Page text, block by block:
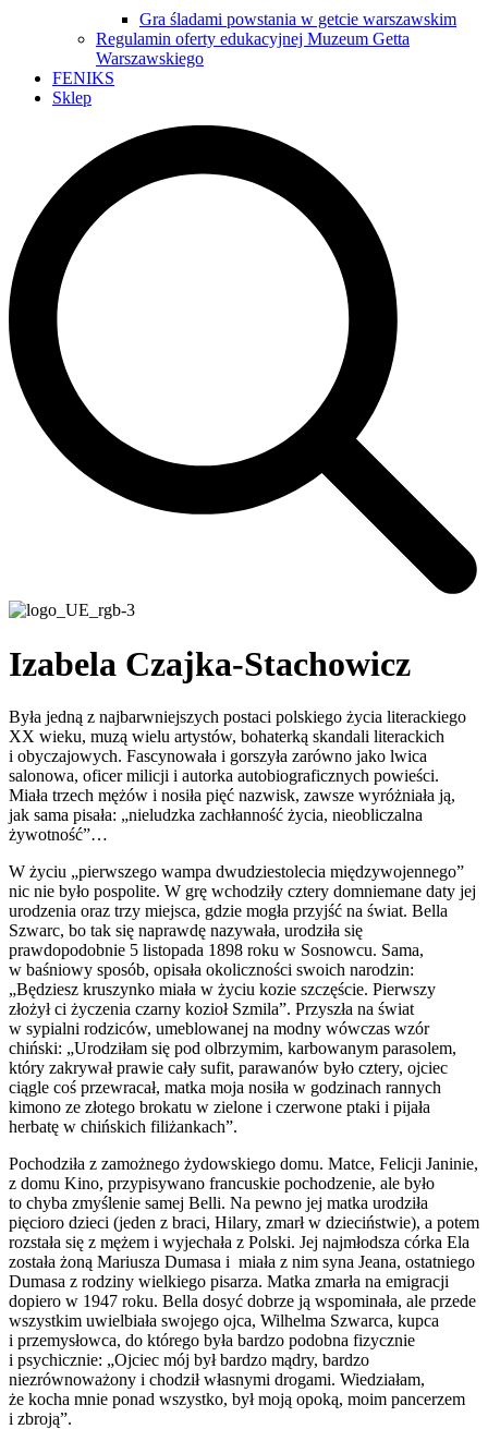
Gra śladami powstania w getcie warszawskim
Regulamin oferty edukacyjnej Muzeum Getta
Warszawskiego
FENIKS
Sklep
Izabela Czajka-Stachowicz
Była jedną z najbarwniejszych postaci polskiego życia literackiego
XX wieku, muzą wielu artystów, bohaterką skandali literackich
i obyczajowych. Fascynowała i gorszyła zarówno jako lwica
salonowa, oficer milicji i autorka autobiograficznych powieści.
Miała trzech mężów i nosiła pięć nazwisk, zawsze wyróżniała ją,
jak sama pisała: „nieludzka zachłanność życia, nieobliczalna
żywotność”…
W życiu „pierwszego wampa dwudziestolecia międzywojennego”
nic nie było pospolite. W grę wchodziły cztery domniemane daty jej
urodzenia oraz trzy miejsca, gdzie mogła przyjść na świat. Bella
Szwarc, bo tak się naprawdę nazywała, urodziła się
prawdopodobnie 5 listopada 1898 roku w Sosnowcu. Sama,
w baśniowy sposób, opisała okoliczności swoich narodzin:
„Będziesz kruszynko miała w życiu kozie szczęście. Pierwszy
złożył ci życzenia czarny kozioł Szmila”. Przyszła na świat
w sypialni rodziców, umeblowanej na modny wówczas wzór
chiński: „Urodziłam się pod olbrzymim, karbowanym parasolem,
który zakrywał prawie cały sufit, parawanów było cztery, ojciec
ciągle coś przewracał, matka moja nosiła w godzinach rannych
kimono ze złotego brokatu w zielone i czerwone ptaki i pijała
herbatę w chińskich filiżankach”.
Pochodziła z zamożnego żydowskiego domu. Matce, Felicji Janinie,
z domu Kino, przypisywano francuskie pochodzenie, ale było
to chyba zmyślenie samej Belli. Na pewno jej matka urodziła
pięcioro dzieci (jeden z braci, Hilary, zmarł w dzieciństwie), a potem
rozstała się z mężem i wyjechała z Polski. Jej najmłodsza córka Ela
została żoną Mariusza Dumasa i miała z nim syna Jeana, ostatniego
Dumasa z rodziny wielkiego pisarza. Matka zmarła na emigracji
dopiero w 1947 roku. Bella dosyć dobrze ją wspominała, ale przede
wszystkim uwielbiała swojego ojca, Wilhelma Szwarca, kupca
i przemysłowca, do którego była bardzo podobna fizycznie
i psychicznie: „Ojciec mój był bardzo mądry, bardzo
niezrównoważony i chodził własnymi drogami. Wiedziałam,
że kocha mnie ponad wszystko, był moją opoką, moim pancerzem
i zbroją”.